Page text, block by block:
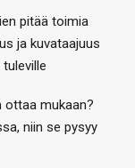
pitää toimia
ja kuvataajuus
ottaa mukaan?
niin se pysyy